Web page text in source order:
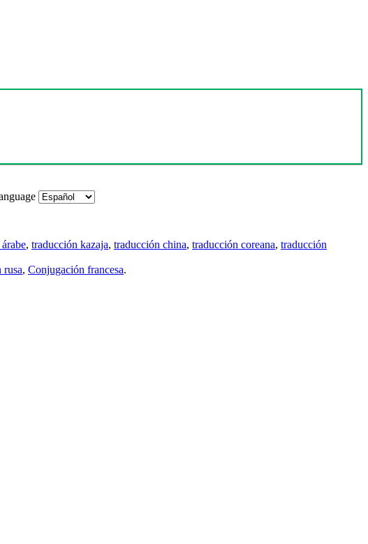
, traducción kazaja, traducción china, traducción coreana, traducción
rusa, Conjugación francesa.